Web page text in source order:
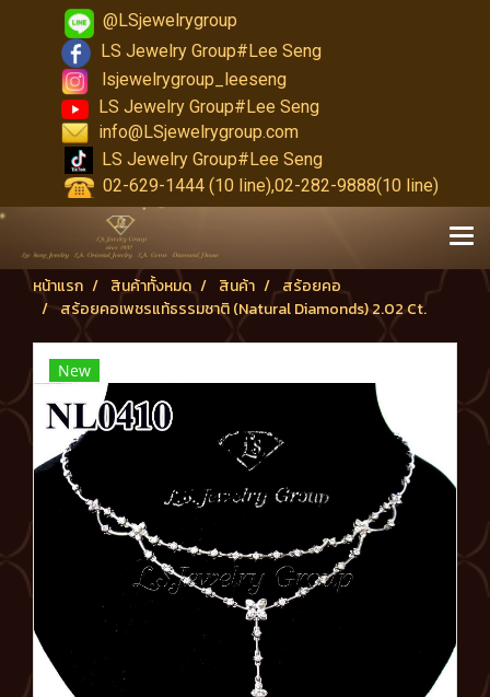
@LSjewelrygroup
LS Jewelry Group#Lee Seng
lsjewelrygroup_leeseng
LS Jewelry Group#Lee Seng
info@LSjewelrygroup.com
LS Jewelry Group#Lee Seng
02-629-1444 (10 line),02-282-9888(10 line)
หน้าแรก สินค้าทั้งหมด สินค้า
สร้อยคอ
สร้อยคอเพชรแท้ธรรมชาติ (Natural Diamonds) 2.02 Ct.
New